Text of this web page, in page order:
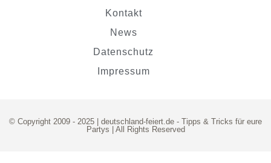
Kontakt
News
Datenschutz
Impressum
© Copyright 2009 - 2025 | deutschland-feiert.de - Tipps & Tricks für eure
Partys | All Rights Reserved